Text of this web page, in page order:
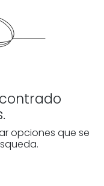
opciones que se